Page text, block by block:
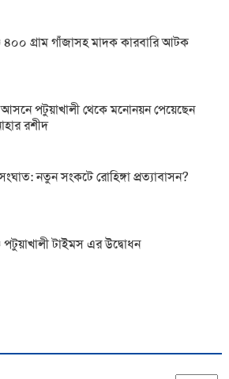
৪০০ গ্রাম গাঁজাসহ মাদক কারবারি আটক
পটুয়াখালী থেকে মনোনয়ন পেয়েছেন
রশীদ
নতুন সংকটে রোহিঙ্গা প্রত্যাবাসন?
পটুয়াখালী টাইমস এর উদ্বোধন